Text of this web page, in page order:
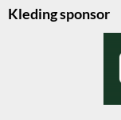
Kleding sponsor